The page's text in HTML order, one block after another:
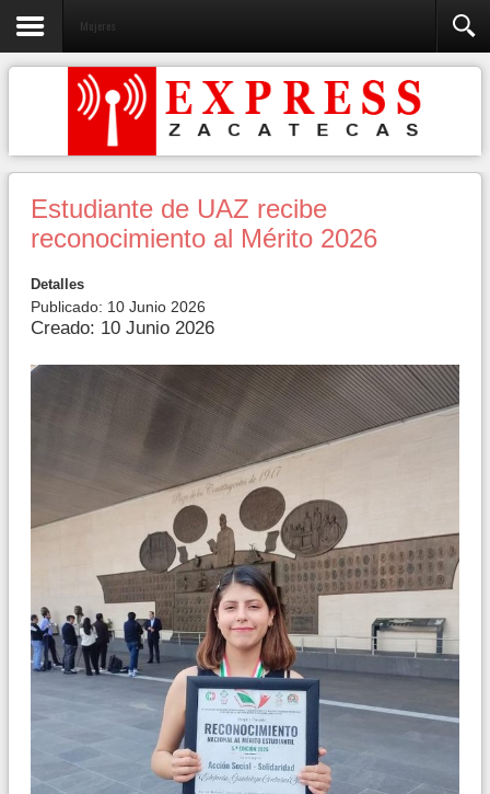
Mujeres
Estudiante de UAZ recibe
reconocimiento al Mérito 2026
Detalles
Publicado: 10 Junio 2026
Creado: 10 Junio 2026